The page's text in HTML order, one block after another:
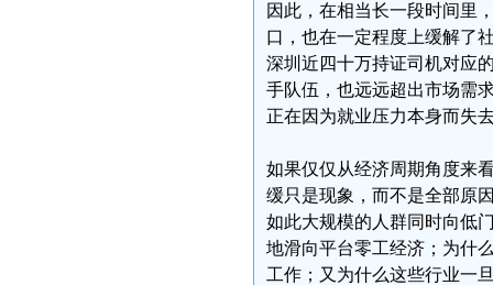
因此，在相当长一段时间里
口，也在一定程度上缓解了
深圳近四十万持证司机对应
手队伍，也远远超出市场需
正在因为就业压力本身而失
如果仅仅从经济周期角度来
缓只是现象，而不是全部原
如此大规模的人群同时向低
地滑向平台零工经济；为什
工作；又为什么这些行业一